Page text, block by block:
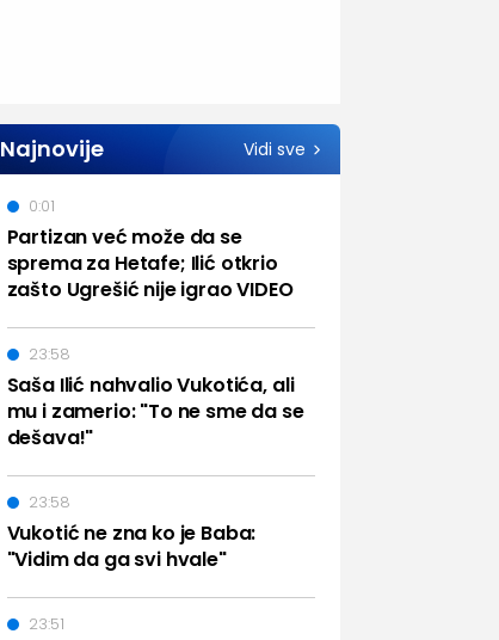
Najnovije Vidi sve
Partizan već može da se
sprema za Hetafe; Ilić otkrio
zašto Ugrešić nije igrao VIDEO
0:01
Saša Ilić nahvalio Vukotića, ali
mu i zamerio: "To ne sme da se
dešava!"
23:58
Vukotić ne zna ko je Baba:
"Vidim da ga svi hvale"
23:58
23:51